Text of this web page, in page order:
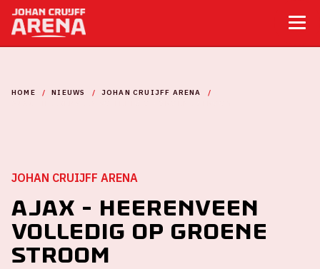
HOME NIEUWS
JOHAN CRUIJFF ARENA
JOHAN CRUIJFF ARENA
Ajax - Heerenveen
volledig op groene
stroom